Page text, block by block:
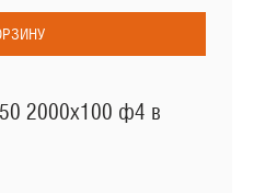
2000х100 ф4 в